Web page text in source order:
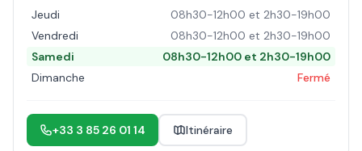
Jeudi
08h30-12h00 et 2h30-19h00
Vendredi
08h30-12h00 et 2h30-19h00
Samedi
08h30-12h00 et 2h30-19h00
Dimanche
Fermé
+33 3 85 26 01 14 Itinéraire